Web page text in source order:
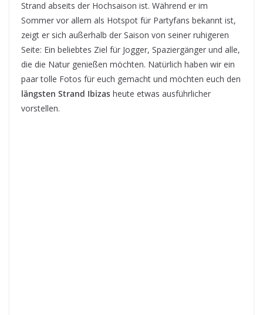
Strand abseits der Hochsaison ist. Während er im
Sommer vor allem als Hotspot für Partyfans bekannt ist,
zeigt er sich außerhalb der Saison von seiner ruhigeren
Seite: Ein beliebtes Ziel für Jogger, Spaziergänger und alle,
die die Natur genießen möchten. Natürlich haben wir ein
paar tolle Fotos für euch gemacht und möchten euch den
längsten Strand Ibizas heute etwas ausführlicher
vorstellen.